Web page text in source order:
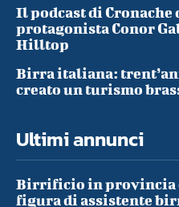
Il podcast di
protagonista Conor
Hilltop
Birra italiana:
creato un turismo
Ultimi annunci
Birrificio in provincia
figura di assistente